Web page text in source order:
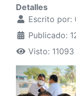
Detalles
Escrito por:
Publicado:
Visto: 11093